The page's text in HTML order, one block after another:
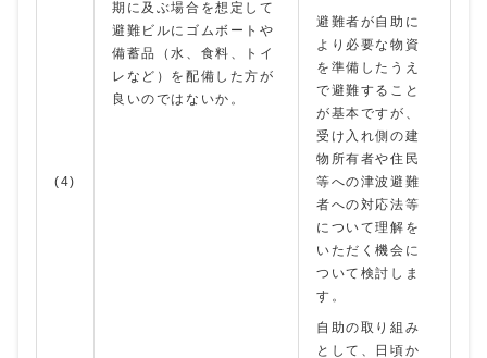
(4)
期に及ぶ場合を想定して
避難ビルにゴムボートや
備蓄品（水、食料、トイ
レなど）を配備した方が
良いのではないか。
避難者が自助に
より必要な物資
を準備したうえ
で避難すること
が基本ですが、
受け入れ側の建
物所有者や住民
等への津波避難
者への対応法等
について理解を
いただく機会に
ついて検討しま
す。
自助の取り組み
として、日頃か